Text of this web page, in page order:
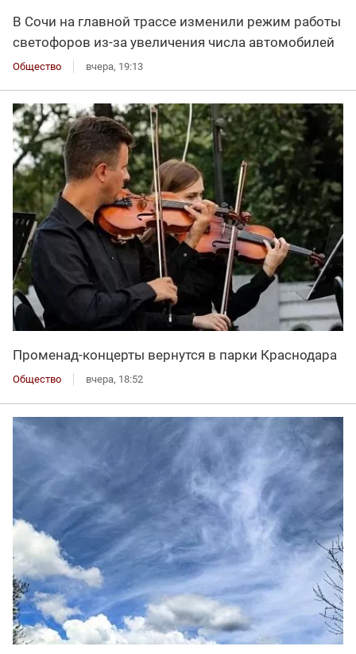
В Сочи на главной трассе изменили режим работы
светофоров из-за увеличения числа автомобилей
Общество вчера, 19:13
Променад-концерты вернутся в парки Краснодара
Общество вчера, 18:52